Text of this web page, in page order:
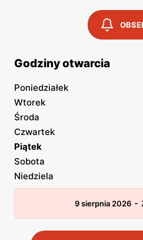
Godziny otwarcia
Poniedziałek
Wtorek
Środa
Czwartek
Piątek
Sobota
Niedziela
9 sierpnia 2026 -